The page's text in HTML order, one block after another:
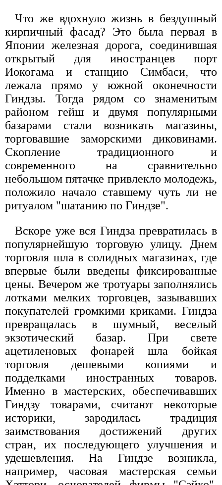
Что же вдохнуло жизнь в бездушный
кирпичный фасад? Это была первая в
Японии железная дорога, соединившая
открытый для иностранцев порт
Иокогама и станцию Симбаси, что
лежала прямо у южной оконечности
Гиндзы. Тогда рядом со знаменитым
районом гейш и двумя популярными
базарами стали возникать магазины,
торговавшие заморскими диковинами.
Скопление традиционного и
современного на сравнительно
небольшом пятачке привлекло молодежь,
положило начало ставшему чуть ли не
ритуалом "шатанию по Гиндзе".
Вскоре уже вся Гиндза превратилась в
популярнейшую торговую улицу. Днем
торговля шла в солидных магазинах, где
впервые были введены фиксированные
цены. Вечером же тротуары заполнялись
лотками мелких торговцев, зазывавших
покупателей громкими криками. Гиндза
превращалась в шумный, веселый
экзотический базар. При свете
ацетиленовых фонарей шла бойкая
торговля дешевыми копиями и
подделками иностранных товаров.
Именно в мастерских, обеспечивавших
Гиндзу товарами, считают некоторые
историки, зародилась традиция
заимствования достижений других
стран, их последующего улучшения и
удешевления. На Гиндзе возникла,
например, часовая мастерская семьи